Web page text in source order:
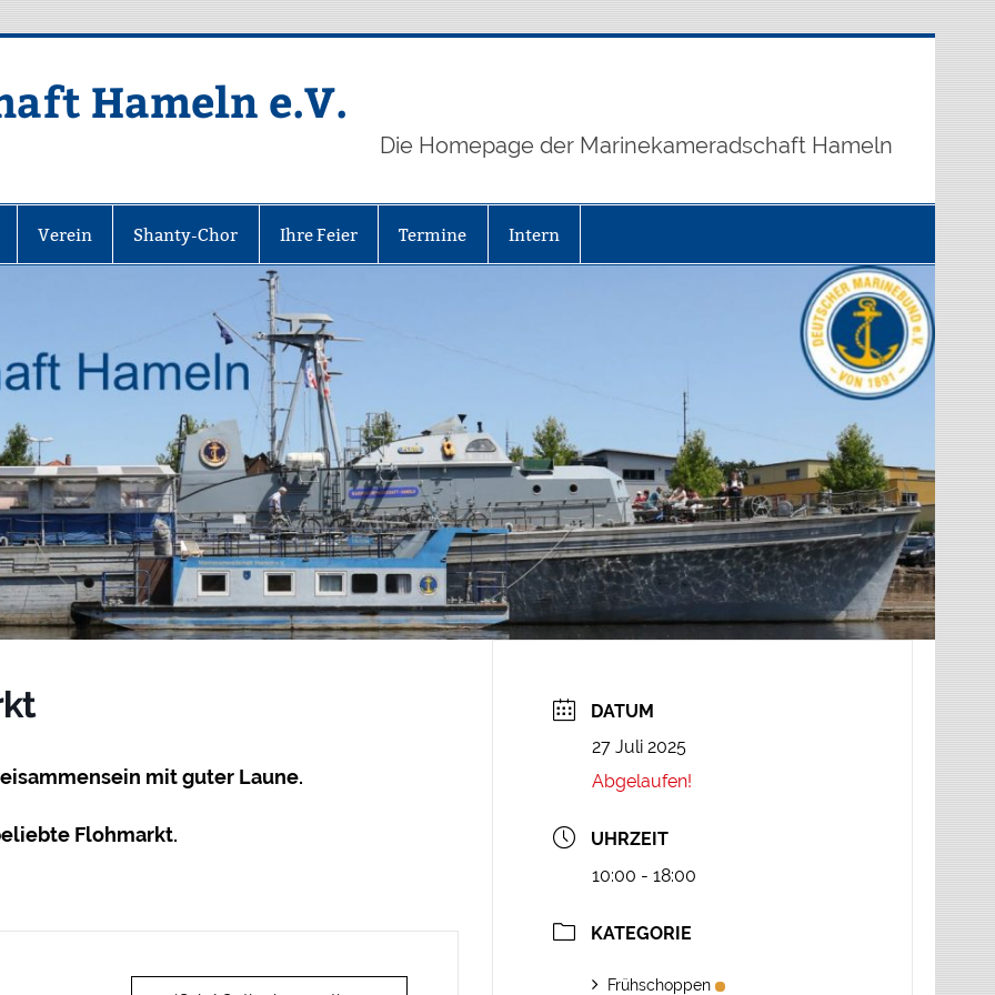
Hameln e.V.
Die Homepage der Marinekameradschaft Hameln
Verein Shanty-Chor Ihre Feier Termine Intern
mit guter Laune.
Flohmarkt.
DATUM
27 Juli 2025
Abgelaufen!
UHRZEIT
10:00 - 18:00
KATEGORIE
Frühschoppen